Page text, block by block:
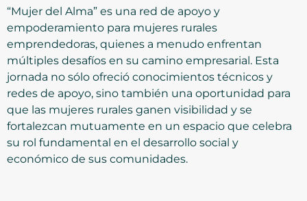
“Mujer del Alma” es una red de apoyo y
empoderamiento para mujeres rurales
emprendedoras, quienes a menudo enfrentan
múltiples desafíos en su camino empresarial. Esta
jornada no sólo ofreció conocimientos técnicos y
redes de apoyo, sino también una oportunidad para
que las mujeres rurales ganen visibilidad y se
fortalezcan mutuamente en un espacio que celebra
su rol fundamental en el desarrollo social y
económico de sus comunidades.